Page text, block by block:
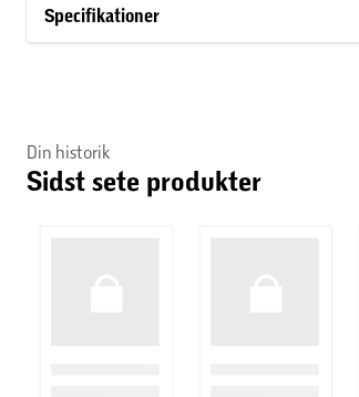
Specifikationer
Din historik
Sidst sete produkter